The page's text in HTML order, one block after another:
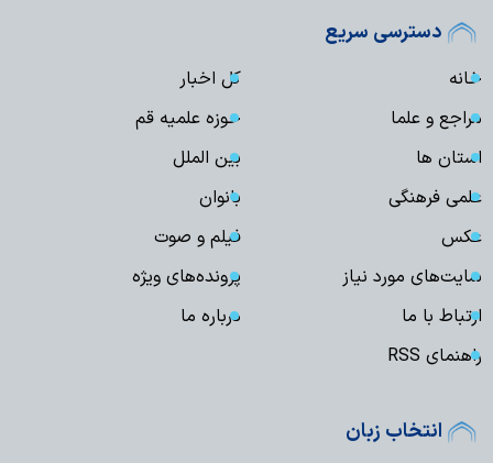
دسترسی سریع
خانه
کل اخبار
مراجع و علما
حوزه علمیه قم
استان ها
بین الملل
علمی فرهنگی
بانوان
عکس
فیلم و صوت
سایت‌های مورد نیاز
پرونده‌های ویژه
ارتباط با ما
درباره ما
راهنمای RSS
انتخاب زبان